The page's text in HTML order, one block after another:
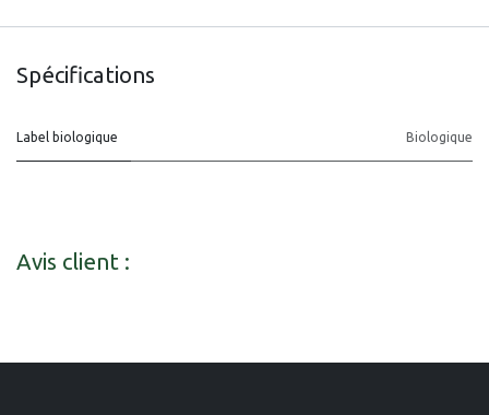
Spécifications
Label biologique Biologique
Avis client :